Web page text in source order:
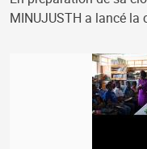
MINUJUSTH a lancé la